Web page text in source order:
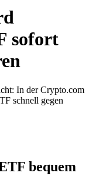
sofort
In der Crypto.com
schnell gegen
bequem